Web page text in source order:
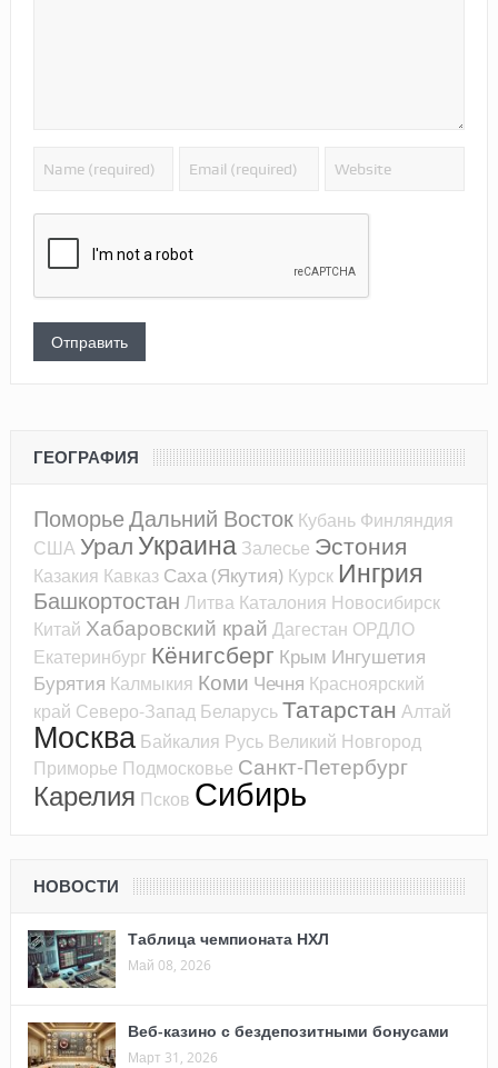
ГЕОГРАФИЯ
ПоморьеДальний Восток Кубань Финляндия
США Урал Украина Залесье Эстония
Казакия Кавказ Саха (Якутия) Курск Ингрия
Башкортостан Литва Каталония Новосибирск
Китай Хабаровский край Дагестан ОРДЛО
Екатеринбург Кёнигсберг Крым Ингушетия
Бурятия Калмыкия Коми Чечня Красноярский
край Северо-Запад БеларусьТатарстан Алтай
Москва Байкалия Русь Великий Новгород
Приморье Подмосковье Санкт-Петербург
Карелия Псков Сибирь
НОВОСТИ
Таблица чемпионата НХЛ
Май 08, 2026
Веб-казино с бездепозитными бонусами
Март 31, 2026